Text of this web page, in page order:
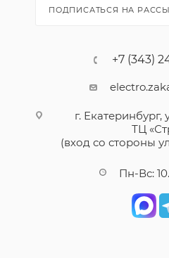
ПОДПИСАТЬСЯ НА
+7 (343)
г.
ТЦ
(вход со стороны
Пн-Вс: